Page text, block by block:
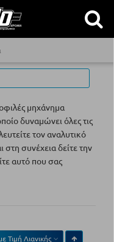
μηχάνημα
δυναμώνει όλες τις
τον αναλυτικό
στη συνέχεια δείτε την
αυτό που σας
Τιμή Λιανικής